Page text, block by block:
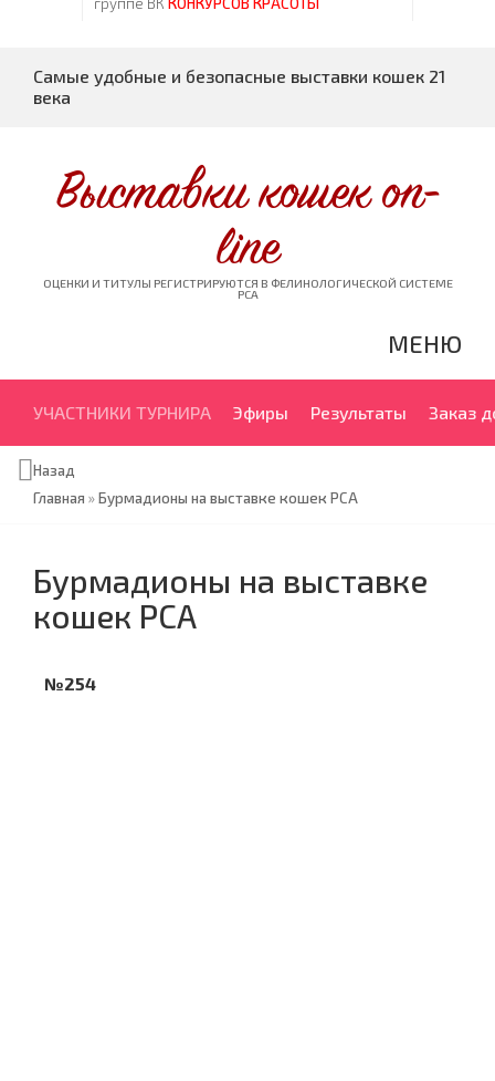
Самые удобные и безопасные выставки кошек 21
века
Выставки кошек on-
line
ОЦЕНКИ И ТИТУЛЫ РЕГИСТРИРУЮТСЯ В ФЕЛИНОЛОГИЧЕСКОЙ СИСТЕМЕ
PCA
МЕНЮ
УЧАСТНИКИ ТУРНИРА Эфиры Результаты Заказ
Назад
Главная »Бурмадионы на выставке кошек PCA
Бурмадионы на выставке
кошек PCA
№254